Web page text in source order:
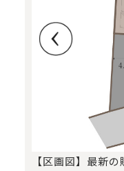
【区画図】最新